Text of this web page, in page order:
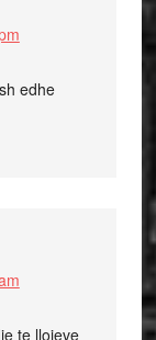
edhe
te llojeve